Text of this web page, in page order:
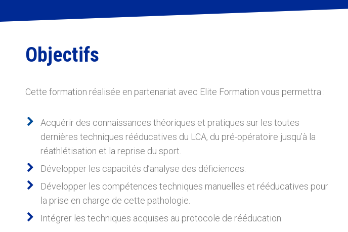
Objectifs
Cette formation réalisée en partenariat avec Elite Formation vous permettra :
Acquérir des connaissances théoriques et pratiques sur les toutes
dernières techniques rééducatives du LCA, du pré-opératoire jusqu’à la
réathlétisation et la reprise du sport.
Développer les capacités d’analyse des déficiences.
Développer les compétences techniques manuelles et rééducatives pour
la prise en charge de cette pathologie.
Intégrer les techniques acquises au protocole de rééducation.